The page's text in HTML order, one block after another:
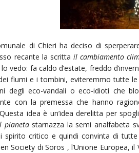
di Chieri ha deciso di
recante la scritta il cambiamento
vedo: fa caldo d’estate, freddo
fiumi e i tombini, eviteremmo tutte
degli eco-vandali o eco-idioti che
con la premessa che hanno
idea è un’idea derelitta per
pianetastarnazza la semi analfabeta
spirito critico e quindi convinta di
Society di Soros , l’Unione